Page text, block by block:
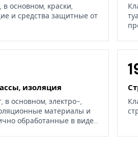
в основном, краски,
и средства защитные от
изоляция
в основном, электро-,
материалы и
обработанные в виде